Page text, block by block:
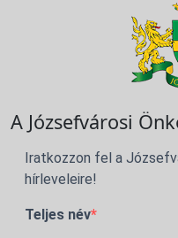
A Józsefvárosi
Iratkozzon fel a
hírleveleire!
Teljes név